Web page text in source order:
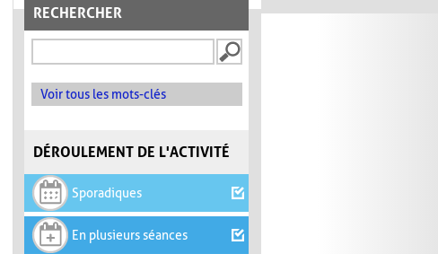
RECHERCHER
Voir tous les mots-clés
DÉROULEMENT DE L'ACTIVITÉ
Sporadiques
En plusieurs séances